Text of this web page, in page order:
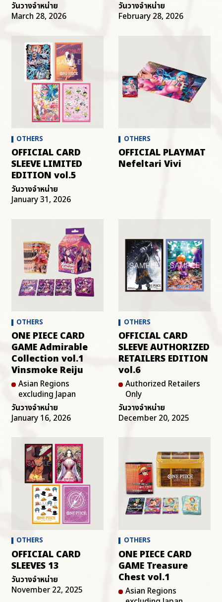
วันวางจำหน่าย
March 28, 2026
วันวางจำหน่าย
February 28, 2026
OTHERS
OFFICIAL CARD
SLEEVE LIMITED
EDITION vol.5
วันวางจำหน่าย
January 31, 2026
OTHERS
OFFICIAL PLAYMAT
Nefeltari Vivi
OTHERS
Asian Regions
excluding Japan
ONE PIECE CARD
GAME Admirable
Collection vol.1
Vinsmoke Reiju
วันวางจำหน่าย
January 16, 2026
OTHERS
Authorized Retailers
Only
OFFICIAL CARD
SLEEVE AUTHORIZED
RETAILERS EDITION
vol.6
วันวางจำหน่าย
December 20, 2025
OTHERS
OFFICIAL CARD
SLEEVES 13
วันวางจำหน่าย
November 22, 2025
OTHERS
Asian Regions
ONE PIECE CARD
GAME Treasure
Chest vol.1